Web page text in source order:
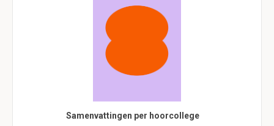
Samenvattingen per hoorcollege